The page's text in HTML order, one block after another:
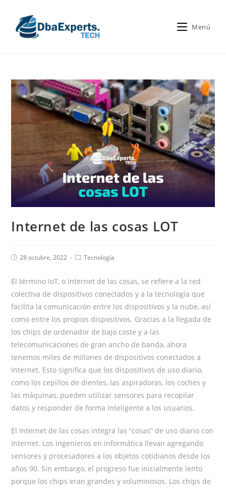
Menú
Internet de las cosas LOT
28 octubre, 2022 Tecnología
El término IoT, o Internet de las cosas, se refiere a la red
colectiva de dispositivos conectados y a la tecnología que
facilita la comunicación entre los dispositivos y la nube, así
como entre los propios dispositivos. Gracias a la llegada de
los chips de ordenador de bajo coste y a las
telecomunicaciones de gran ancho de banda, ahora
tenemos miles de millones de dispositivos conectados a
Internet. Esto significa que los dispositivos de uso diario,
como los cepillos de dientes, las aspiradoras, los coches y
las máquinas, pueden utilizar sensores para recopilar
datos y responder de forma inteligente a los usuarios.
El Internet de las cosas integra las “cosas” de uso diario con
Internet. Los ingenieros en informática llevan agregando
sensores y procesadores a los objetos cotidianos desde los
años 90. Sin embargo, el progreso fue inicialmente lento
porque los chips eran grandes y voluminosos. Los chips de